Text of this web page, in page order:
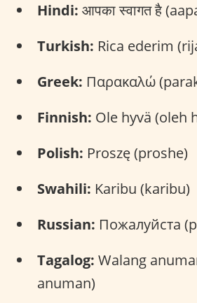
Hindi: आपका स्वागत है
Turkish: Rica ederim
Greek: Παρακαλώ
Finnish: Ole hyvä (oleh
Polish: Proszę (proshe)
Swahili: Karibu (karibu)
Russian: Пожалуйста
Tagalog: Walang
anuman)